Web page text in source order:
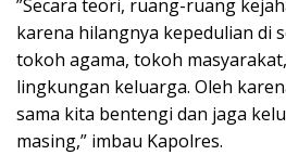
​”Secara teori, ruang-ruang
karena hilangnya kepedulian di
tokoh agama, tokoh
lingkungan keluarga. Oleh
sama kita bentengi dan jaga
masing,” imbau Kapolres.